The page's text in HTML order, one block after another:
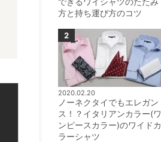
方と持ち運び方のコツ
2020.02.20
ノーネクタイでもエレガン
ス！？イタリアンカラー(ワ
ンピースカラー)のワイドカ
ラーシャツ